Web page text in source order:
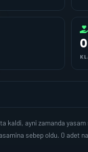
0
kaldi, ayni zamanda
sebep oldu. 0 adet